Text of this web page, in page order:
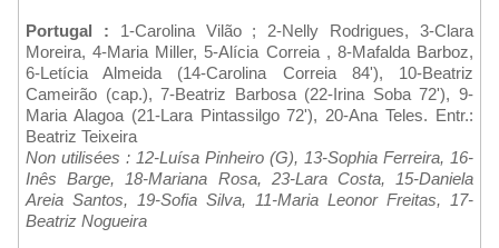
Portugal : 1-Carolina Vilão ; 2-Nelly Rodrigues, 3-Clara
Moreira, 4-Maria Miller, 5-Alícia Correia , 8-Mafalda Barboz,
6-Letícia Almeida (14-Carolina Correia 84'), 10-Beatriz
Cameirão (cap.), 7-Beatriz Barbosa (22-Irina Soba 72'), 9-
Maria Alagoa (21-Lara Pintassilgo 72'), 20-Ana Teles. Entr.:
Beatriz Teixeira
Non utilisées : 12-Luísa Pinheiro (G), 13-Sophia Ferreira, 16-
Inês Barge, 18-Mariana Rosa, 23-Lara Costa, 15-Daniela
Areia Santos, 19-Sofia Silva, 11-Maria Leonor Freitas, 17-
Beatriz Nogueira